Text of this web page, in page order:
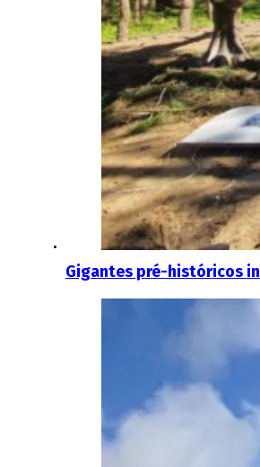
Gigantes pré-históricos